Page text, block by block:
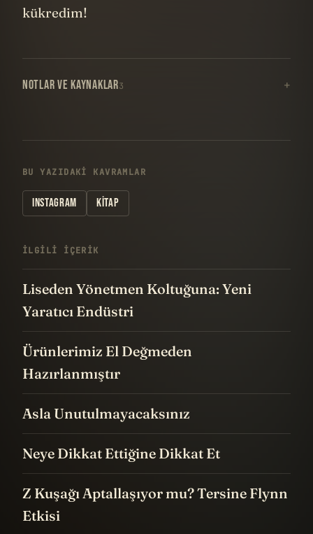
kükredim!
NOTLAR VE KAYNAKLAR3
BU YAZIDAKI KAVRAMLAR
INSTAGRAM KITAP
İLGILI IÇERIK
Liseden Yönetmen Koltuğuna: Yeni
Yaratıcı Endüstri
Ürünlerimiz El Değmeden
Hazırlanmıştır
Asla Unutulmayacaksınız
Neye Dikkat Ettiğine Dikkat Et
Z Kuşağı Aptallaşıyor mu? Tersine Flynn
Etkisi